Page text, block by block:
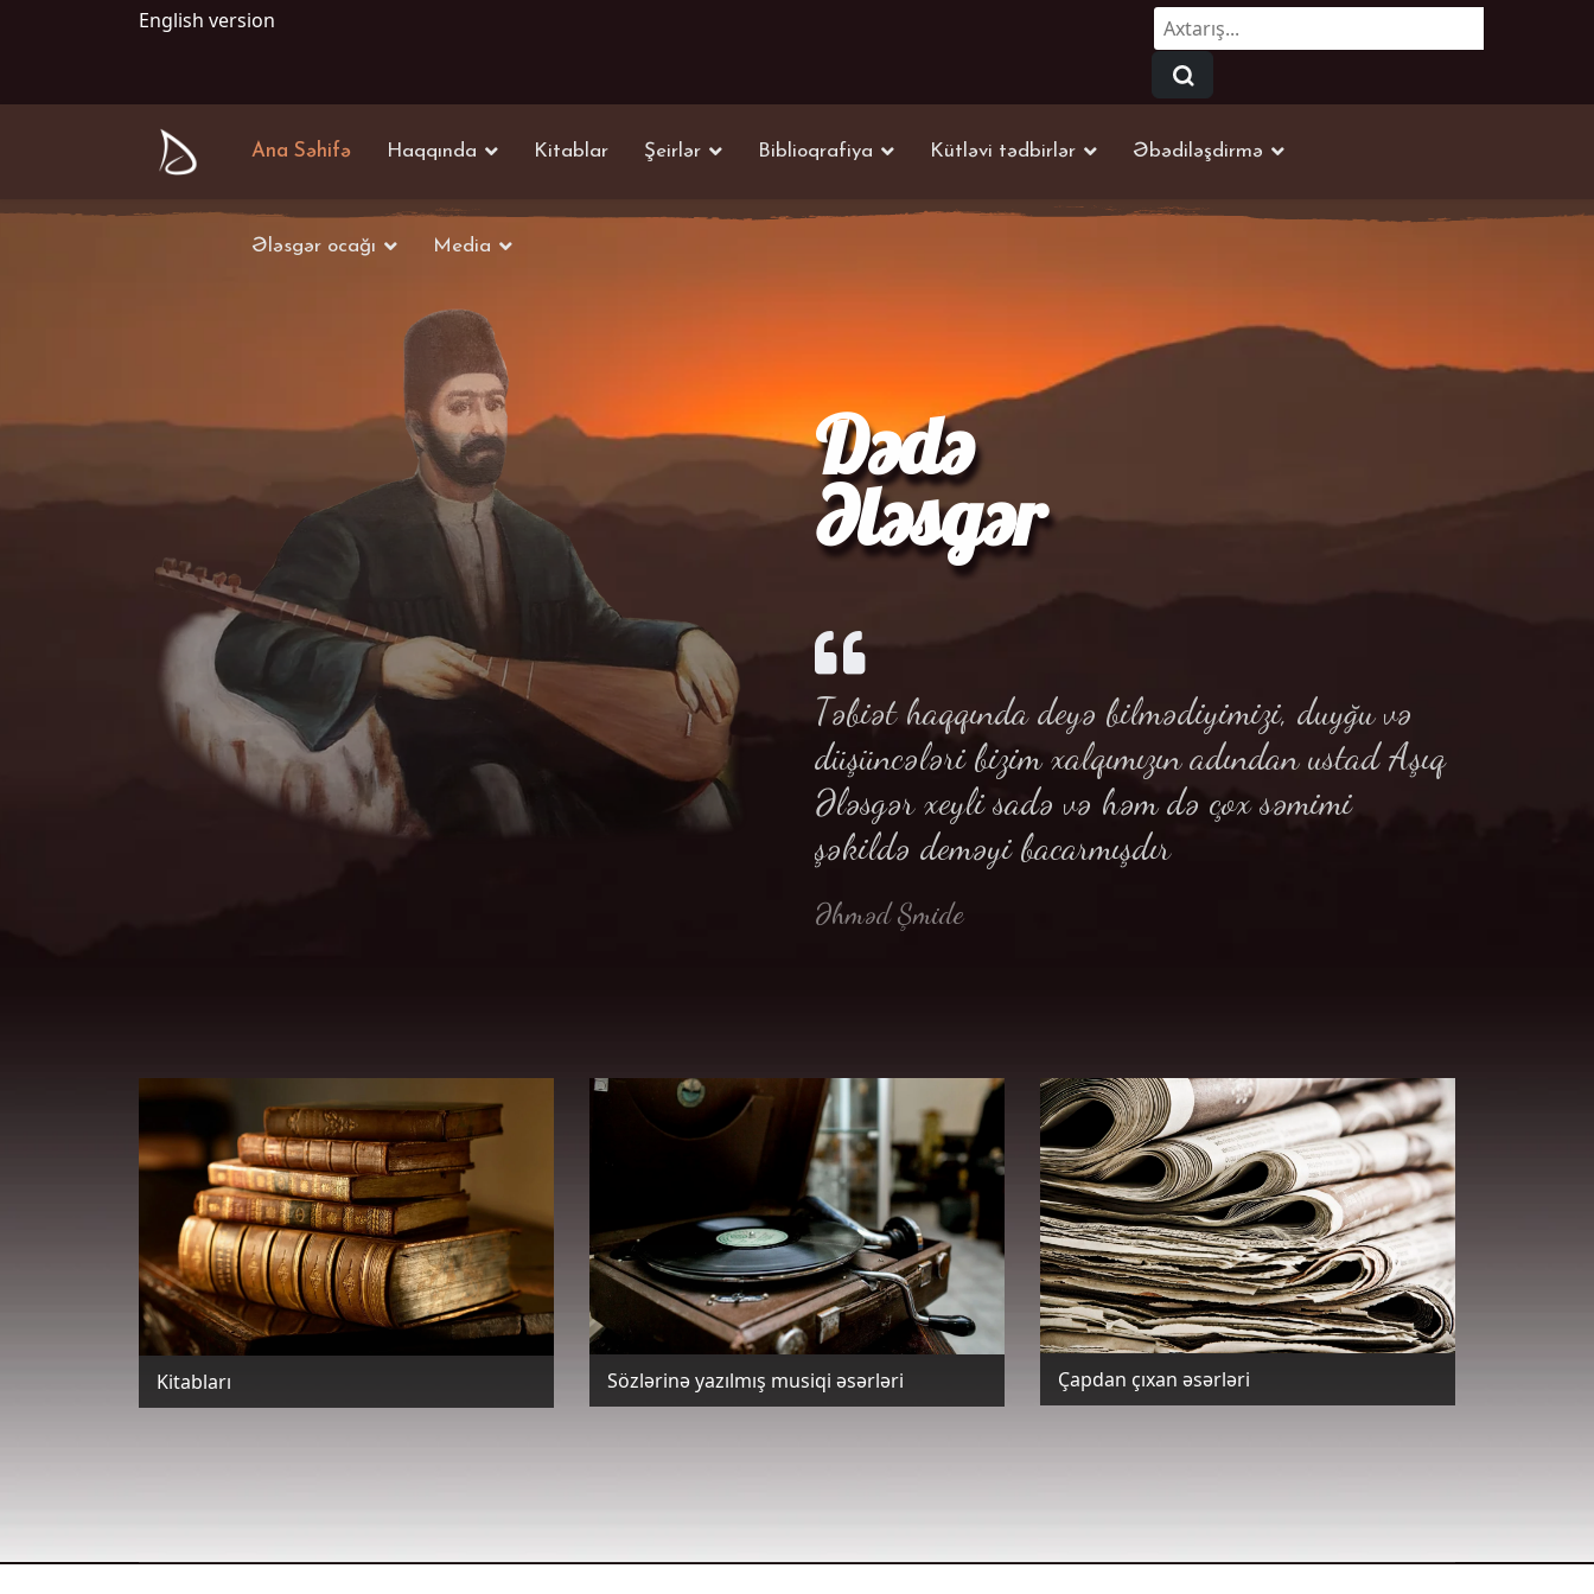
English version Axtarmaq...
Ana Səhifə Haqqında Kitablar Şeirlər Biblioqrafiya Kütləvi tədbirlər Əbədiləşdirmə
Ələsgər ocağı Media
Dədə
Ələsgər
Təbiət haqqında deyə bilmədiyimizi, duyğu və
düşüncələri bizim xalqımızın adından ustad Aşıq
Ələsgər xeyli sadə və həm də çox səmimi
şəkildə deməyi bacarmışdır
Əhməd Şmide
Kitabları Sözlərinə yazılmış musiqi əsərləri Çapdan çıxan əsərləri